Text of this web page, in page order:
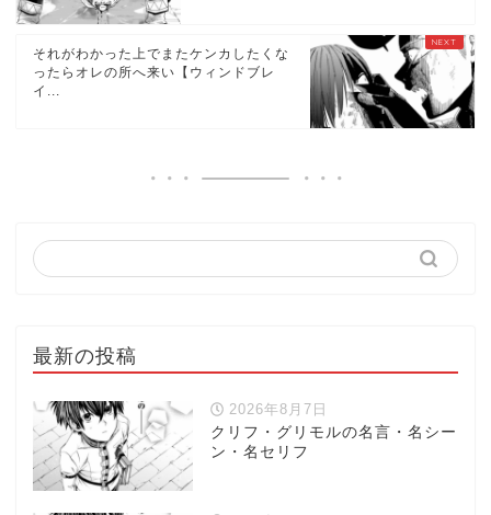
それがわかった上でまたケンカしたくな
ったらオレの所へ来い【ウィンドブレ
イ...
最新の投稿
2026年8月7日
クリフ・グリモルの名言・名シー
ン・名セリフ